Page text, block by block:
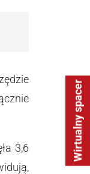
Wirtualny spacer
3,6